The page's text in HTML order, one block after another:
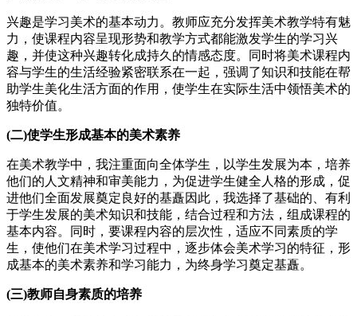
兴趣是学习美术的基本动力。教师应充分发挥美术教学特有魅
力，使课程内容呈现形势和教学方式都能激发学生的学习兴
趣，并使这种兴趣转化成持久的情感态度。同时将美术课程内
容与学生的生活经验紧密联系在一起，强调了知识和技能在帮
助学生美化生活方面的作用，使学生在实际生活中领悟美术的
独特价值。
(二)使学生形成基本的美术素养
在美术教学中，我注重面向全体学生，以学生发展为本，培养
他们的人文精神和审美能力，为促进学生健全人格的形成，促
进他们全面发展奠定良好的基矗因此，我选择了基础的、有利
于学生发展的美术知识和技能，结合过程和方法，组成课程的
基本内容。同时，要课程内容的层次性，适应不同素质的学
生，使他们在美术学习过程中，逐步体会美术学习的特征，形
成基本的美术素养和学习能力，为终身学习奠定基矗。
(三)教师自身素质的培养